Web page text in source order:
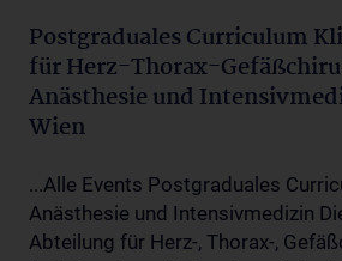
Postgraduales Curriculum
für Herz-Thorax-
Anästhesie und
Wien
...Alle Events Postgraduales
Anästhesie und Intensivmedizin
Abteilung für Herz-, Thorax-,